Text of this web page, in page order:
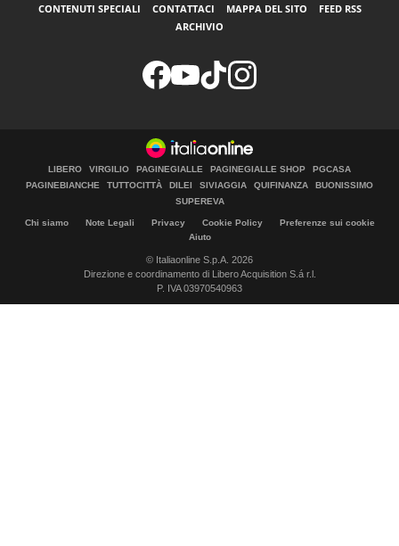
CONTENUTI SPECIALI CONTATTACI MAPPA DEL SITO
FEED RSS
ARCHIVIO
LIBERO VIRGILIO PAGINEGIALLE PAGINEGIALLE SHOP
PGCASA
PAGINEBIANCHE
TUTTOCITTÀ DILEI SIVIAGGIA QUIFINANZA
BUONISSIMO
SUPEREVA
Chi siamo Note Legali Privacy Cookie Policy
Preferenze sui cookie
Aiuto
© Italiaonline S.p.A. 2026
Direzione e coordinamento di Libero Acquisition S.á r.l.
P. IVA 03970540963